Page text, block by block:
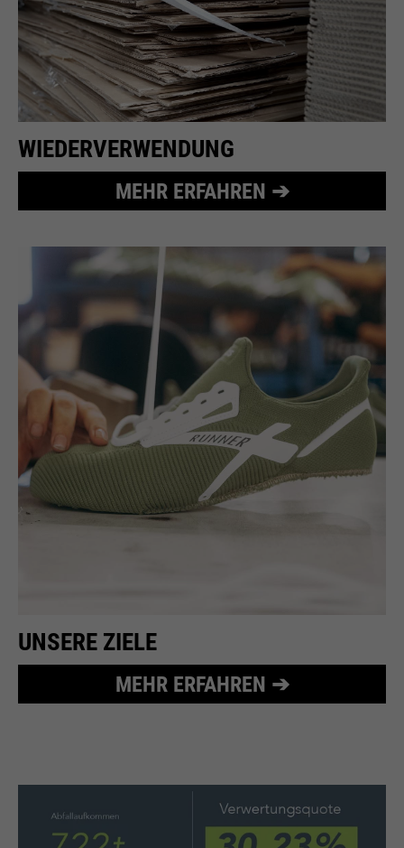
Zweck
Wird zur Begrenzung der Request-
Rate verwendet.
Anbieter
Facebook
Laufzeit
24 Monate
Zweck
Wird für das Facebook Pixel
benutzt.
WIEDERVERWENDUNG
MEHR ERFAHREN ➔
UNSERE ZIELE
MEHR ERFAHREN ➔